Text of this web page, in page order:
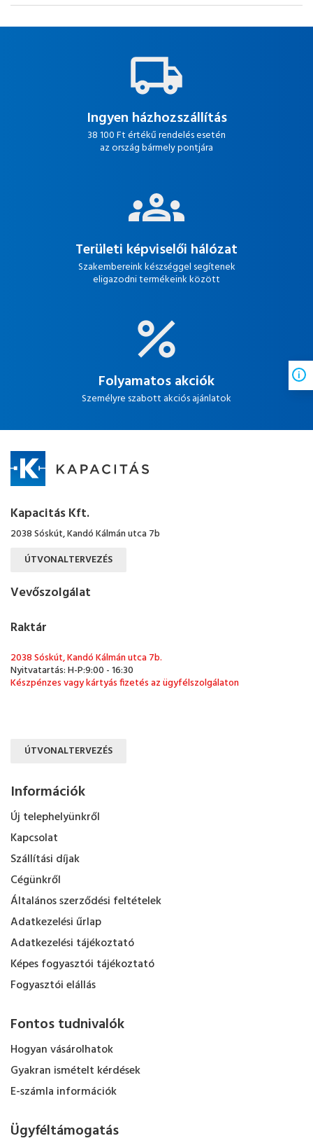
Ingyen házhozszállítás
38 100 Ft értékű rendelés esetén
az ország bármely pontjára
Területi képviselői hálózat
Szakembereink készséggel segítenek
eligazodni termékeink között
Folyamatos akciók
Személyre szabott akciós ajánlatok
Kapacitás Kft.
2038 Sóskút, Kandó Kálmán utca 7b
ÚTVONALTERVEZÉS
Vevőszolgálat
Raktár
2038 Sóskút, Kandó Kálmán utca 7b.
Nyitvatartás: H-P:9:00 - 16:30
Készpénzes vagy kártyás fizetés az ügyfélszolgálaton
ÚTVONALTERVEZÉS
Információk
Új telephelyünkről
Kapcsolat
Szállítási díjak
Cégünkről
Általános szerződési feltételek
Adatkezelési űrlap
Adatkezelési tájékoztató
Képes fogyasztói tájékoztató
Fogyasztói elállás
Fontos tudnivalók
Hogyan vásárolhatok
Gyakran ismételt kérdések
E-számla információk
Ügyféltámogatás